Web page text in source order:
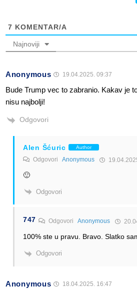
7 KOMENTAR/A
Najnoviji
Anonymous 19.04.2025. 09:37
Bude Trump vec to zabranio. Kakav je
nisu najbolji!
Odgovori
Alen Šćuric Author
Odgovori Anonymous
🙂
Odgovori
747 OdgovoriAnonymous
100% ste u pravu. Bravo. Slatko
Odgovori
Anonymous 18.04.2025. 16:47